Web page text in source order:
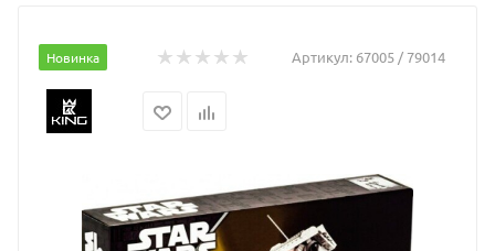
Новинка Артикул: 67005 / 79014